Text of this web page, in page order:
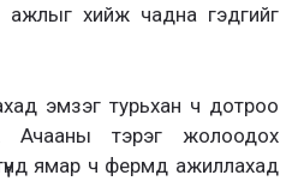
ажлыг хийж чадна гэдгийг
эмзэг турьхан ч дотроо
Ачааны тэрэг жолоодох
ямар ч фермд ажиллахад